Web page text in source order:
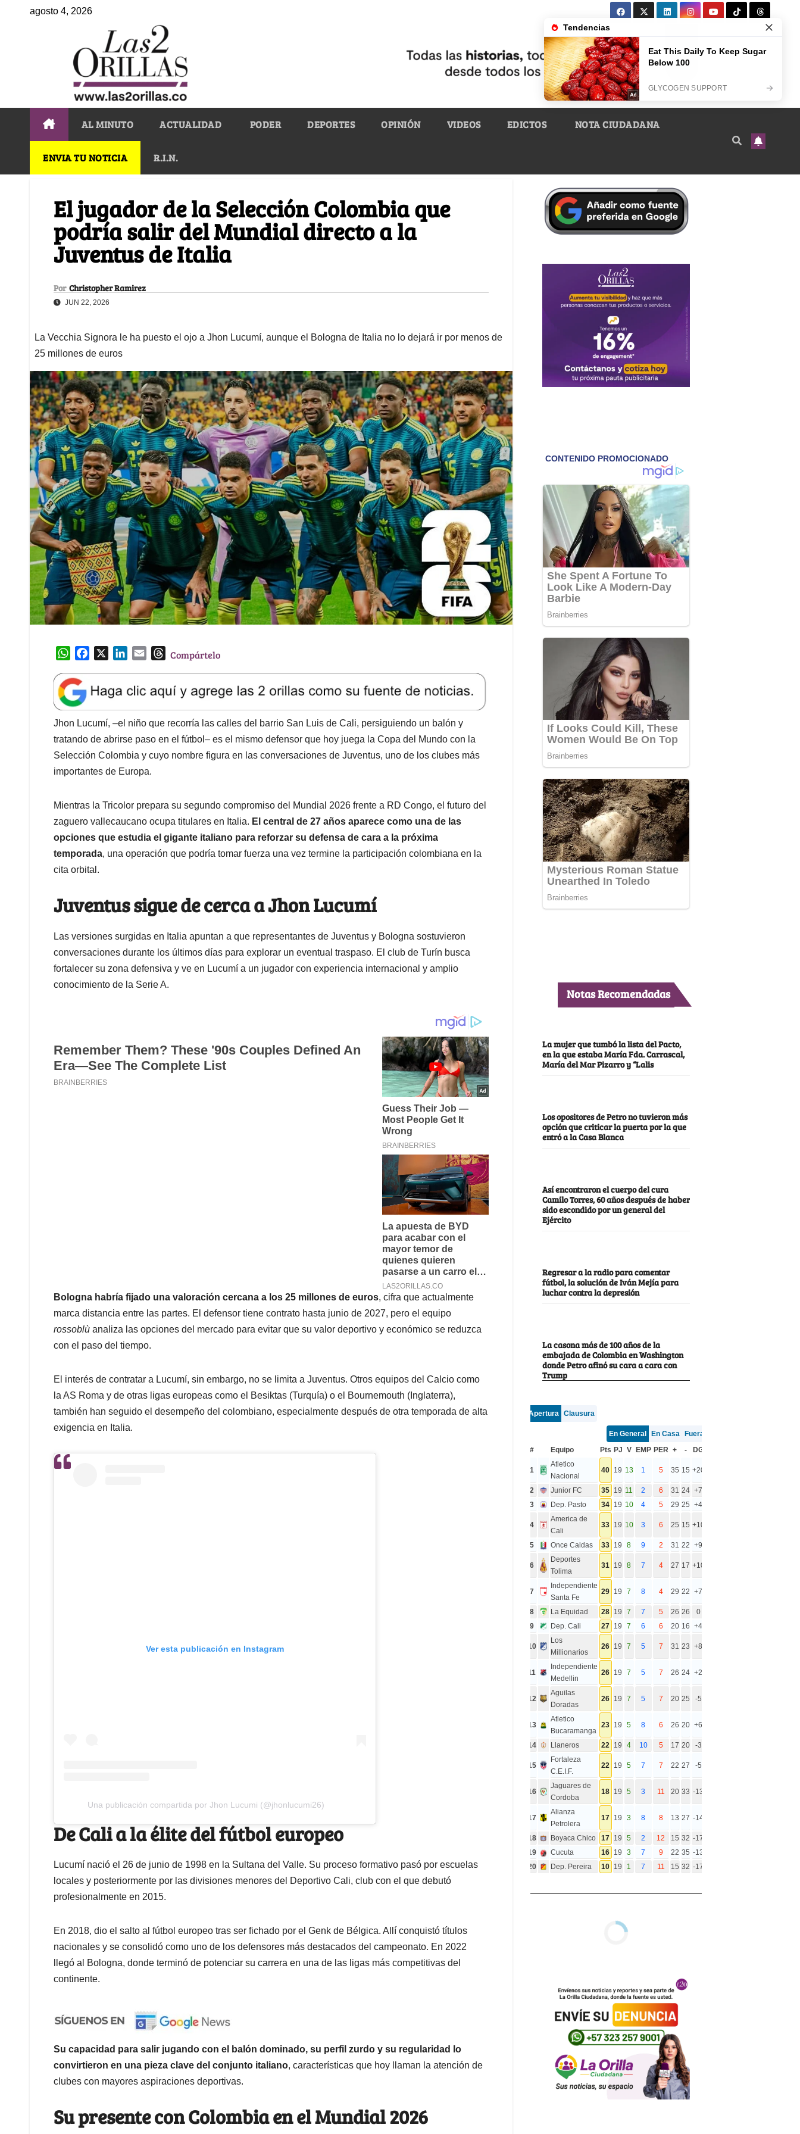
agosto 4, 2026
AL MINUTO ACTUALIDAD PODER DEPORTES OPINIÓN VIDEOS EDICTOS NOTA CIUDADANA
ENVIA TU NOTICIA R.I.N.
El jugador de la Selección Colombia que
podría salir del Mundial directo a la
Juventus de Italia
Por Christopher Ramirez
JUN 22, 2026
La Vecchia Signora le ha puesto el ojo a Jhon Lucumí, aunque el Bologna de Italia no lo dejará ir por menos de
25 millones de euros
W
a
t
s
A
p
p
e
b
o
o
k
k
e
d
I
n
l
T
e
a
d
s
Compártelo
Jhon Lucumí, –el niño que recorría las calles del barrio San Luis de Cali, persiguiendo un balón y
tratando de abrirse paso en el fútbol– es el mismo defensor que hoy juega la Copa del Mundo con la
Selección Colombia y cuyo nombre figura en las conversaciones de Juventus, uno de los clubes más
importantes de Europa.
Mientras la Tricolor prepara su segundo compromiso del Mundial 2026 frente a RD Congo, el futuro del
zaguero vallecaucano ocupa titulares en Italia. El central de 27 años aparece como una de las
opciones que estudia el gigante italiano para reforzar su defensa de cara a la próxima
temporada, una operación que podría tomar fuerza una vez termine la participación colombiana en la
cita orbital.
Juventus sigue de cerca a Jhon Lucumí
Las versiones surgidas en Italia apuntan a que representantes de Juventus y Bologna sostuvieron
conversaciones durante los últimos días para explorar un eventual traspaso. El club de Turín busca
fortalecer su zona defensiva y ve en Lucumí a un jugador con experiencia internacional y amplio
conocimiento de la Serie A.
Bologna habría fijado una valoración cercana a los 25 millones de euros, cifra que actualmente
marca distancia entre las partes. El defensor tiene contrato hasta junio de 2027, pero el equipo
rossoblù analiza las opciones del mercado para evitar que su valor deportivo y económico se reduzca
con el paso del tiempo.
El interés de contratar a Lucumí, sin embargo, no se limita a Juventus. Otros equipos del Calcio como
la AS Roma y de otras ligas europeas como el Besiktas (Turquía) o el Bournemouth (Inglaterra),
también han seguido el desempeño del colombiano, especialmente después de otra temporada de alta
exigencia en Italia.
Ver esta publicación en Instagram
Una publicación compartida por Jhon Lucumi (@jhonlucumi26)
De Cali a la élite del fútbol europeo
Lucumí nació el 26 de junio de 1998 en la Sultana del Valle. Su proceso formativo pasó por escuelas
locales y posteriormente por las divisiones menores del Deportivo Cali, club con el que debutó
profesionalmente en 2015.
En 2018, dio el salto al fútbol europeo tras ser fichado por el Genk de Bélgica. Allí conquistó títulos
nacionales y se consolidó como uno de los defensores más destacados del campeonato. En 2022
llegó al Bologna, donde terminó de potenciar su carrera en una de las ligas más competitivas del
continente.
Su capacidad para salir jugando con el balón dominado, su perfil zurdo y su regularidad lo
convirtieron en una pieza clave del conjunto italiano, características que hoy llaman la atención de
clubes con mayores aspiraciones deportivas.
Su presente con Colombia en el Mundial 2026
Notas Recomendadas
La mujer que tumbó la lista del Pacto,
en la que estaba María Fda. Carrascal,
María del Mar Pizarro y “Lalis
Los opositores de Petro no tuvieron más
opción que criticar la puerta por la que
entró a la Casa Blanca
Así encontraron el cuerpo del cura
Camilo Torres, 60 años después de haber
sido escondido por un general del
Ejército
Regresar a la radio para comentar
fútbol, la solución de Iván Mejía para
luchar contra la depresión
La casona más de 100 años de la
embajada de Colombia en Washington
donde Petro afinó su cara a cara con
Trump
Apertura Clausura
En General En Casa
Fuera
#
Equipo Pts PJ V EMP PER + - DG
1
Atletico
Nacional
40 19 13 1 5 35 15 +20
2 Junior FC 35 19 11 2 6 31 24 +7
3
Dep. Pasto 34 19 10 4 5 29 25 +4
4
America de
Cali
33 19 10 3 6 25 15 +10
5 Once Caldas 33 19 8 9 2 31 22 +9
6
Deportes
Tolima
31 19 8 7 4 27 17 +10
7
Independiente
Santa Fe
29 19 7 8 4 29 22 +7
8 La Equidad 28 19 7 7 5 26 26
0
9
Dep. Cali 27 19 7 6 6 20 16 +4
10
Los
Millionarios
26 19 7 5 7 31 23 +8
11
Independiente
Medellin
26 19 7 5 7 26 24 +2
12
Aguilas
Doradas
26 19 7 5 7 20 25 -5
13
Atletico
Bucaramanga
23 19 5 8 6 26 20 +6
14 Llaneros 22 19 4 10 5 17 20 -3
15
Fortaleza
C.E.I.F.
22 19 5 7 7 22 27 -5
16
Jaguares de
Cordoba
18 19 5 3 11 20 33 -13
17
Alianza
Petrolera
17 19 3 8 8 13 27 -14
18 Boyaca Chico 17 19 5 2 12 15 32 -17
19
Cucuta 16 19 3 7 9 22 35 -13
20
Dep. Pereira 10 19 1 7 11 15 32 -17